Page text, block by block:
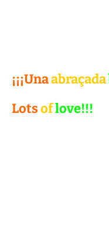
¡¡¡Unaabraçada
Lotsoflove!!!